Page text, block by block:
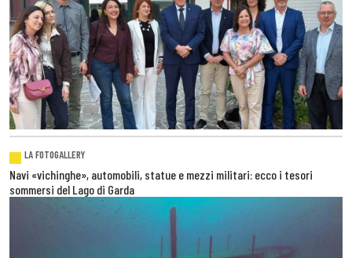
LA FOTOGALLERY
Navi «vichinghe», automobili, statue e mezzi militari: ecco i tesori
sommersi del Lago di Garda